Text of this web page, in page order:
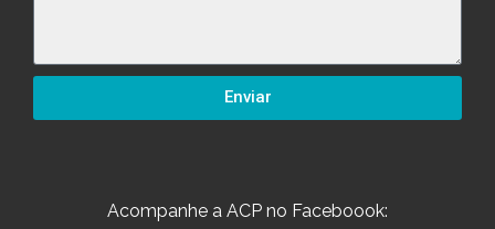
Enviar
Acompanhe a ACP no Faceboook: